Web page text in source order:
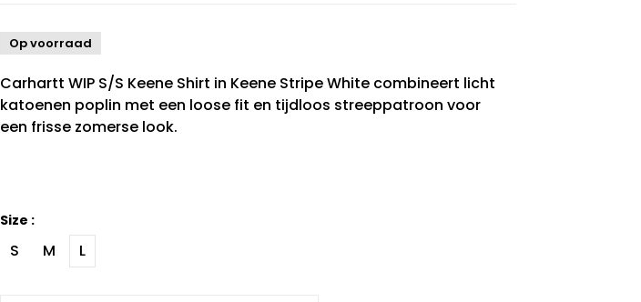
Op voorraad
Carhartt WIP S/S Keene Shirt in Keene Stripe White combineert licht
katoenen poplin met een loose fit en tijdloos streeppatroon voor
een frisse zomerse look.
Size :
S M L